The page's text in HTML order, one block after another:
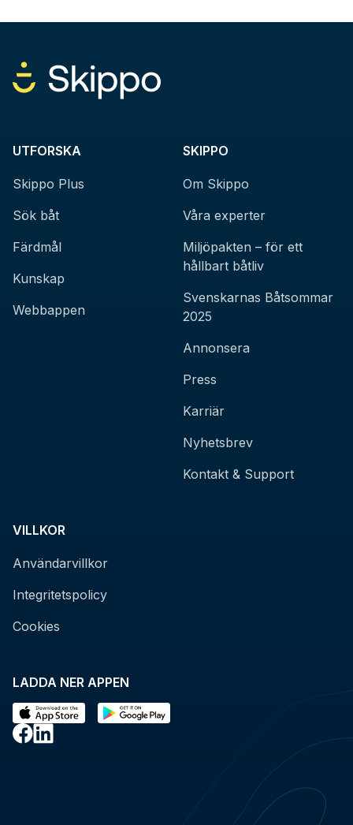
LADDA NER APPEN
UTFORSKA
Skippo Plus
Sök båt
Färdmål
Kunskap
Webbappen
SKIPPO
Om Skippo
Våra experter
Miljöpakten – för ett
hållbart båtliv
Svenskarnas Båtsommar
2025
Annonsera
Press
Karriär
Nyhetsbrev
Kontakt & Support
VILLKOR
Användarvillkor
Integritetspolicy
Cookies